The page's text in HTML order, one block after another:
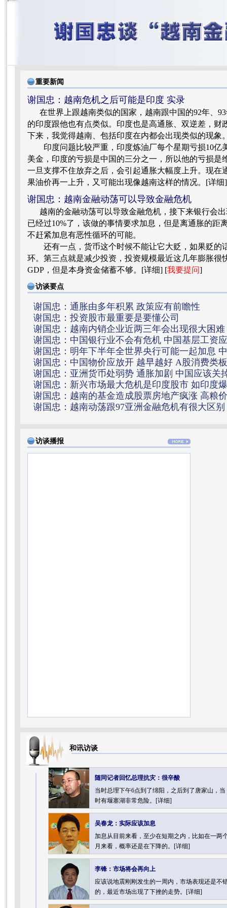
重要新闻
谢国忠：越南危机之后可能是印度 实录
在世界上跟越南类似的国家，越南跟中国的92年、
的印度跟他也有点类似。印度也是高通胀、双逆差，财
下来，我觉得越南、包括印度在内都会出现类似的现象
印度问题比较严重，印度炼油厂每个星期亏损10亿
美金，印度的亏损是中国的三分之一，所以他的亏损是
一旦支撑不住放弃之后，会引起通胀大幅度上升。现在
果油价再一上升，又可能出现像越南这样的情况。[详细
谢国忠：越南金融动荡可以导致金融危机
越南的金融动荡可以导致金融危机，接下来银行会
已经过10%了，该做的事情要求加息，但是离通胀的距
不赶紧加息有恶性循环的可能。
还有一点，货币这个时候不能让它大贬，如果贬的
环。第三点就是减少投资，投资规模最近这几年膨胀很
GDP，但是本身资金储蓄不够。[详细] [我要提问]
访谈要点
谢国忠：通胀由多年积累 政策应有前瞻性
谢国忠：投资股市最重要是要懂公司
谢国忠：越南内销企业近两三年会出现很大困难
谢国忠：中国银行业不会有危机 中国基层工资
谢国忠：明年下半年全世界央行可能一起加息
谢国忠：中国物价应放开 越早越好 A股消费类
谢国忠：亚洲货币处弱势 通胀加剧 中国应该关
门谢国忠：新兴市场最大危机是印度股市 如印度
谢国忠：越南的基金造成股票房地产疯涨 高粮
谢国忠：越南动荡跟97亚洲金融危机有很大区别
访谈播报
和讯访谈
随同记者回忆总理抗灾：很辛酸
当时总理下午6点到了绵阳，之后到了唐家山，当
时有堰塞湖非常危险。[详细]
吴春龙：实际应该加息
加息从目前来看，至少在短期之内，比如在一两
月来看，概率还是在下降的。[详细]
李锋：市场将会再向上
应该说地震刚刚发生的一周内，市场表现还是不
的，最近市场出现了下挫的走势。[详细]